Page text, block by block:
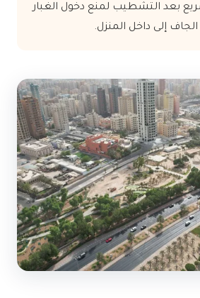
بعد التشطيب لمنع دخول الغبار
إلى داخل المنزل.